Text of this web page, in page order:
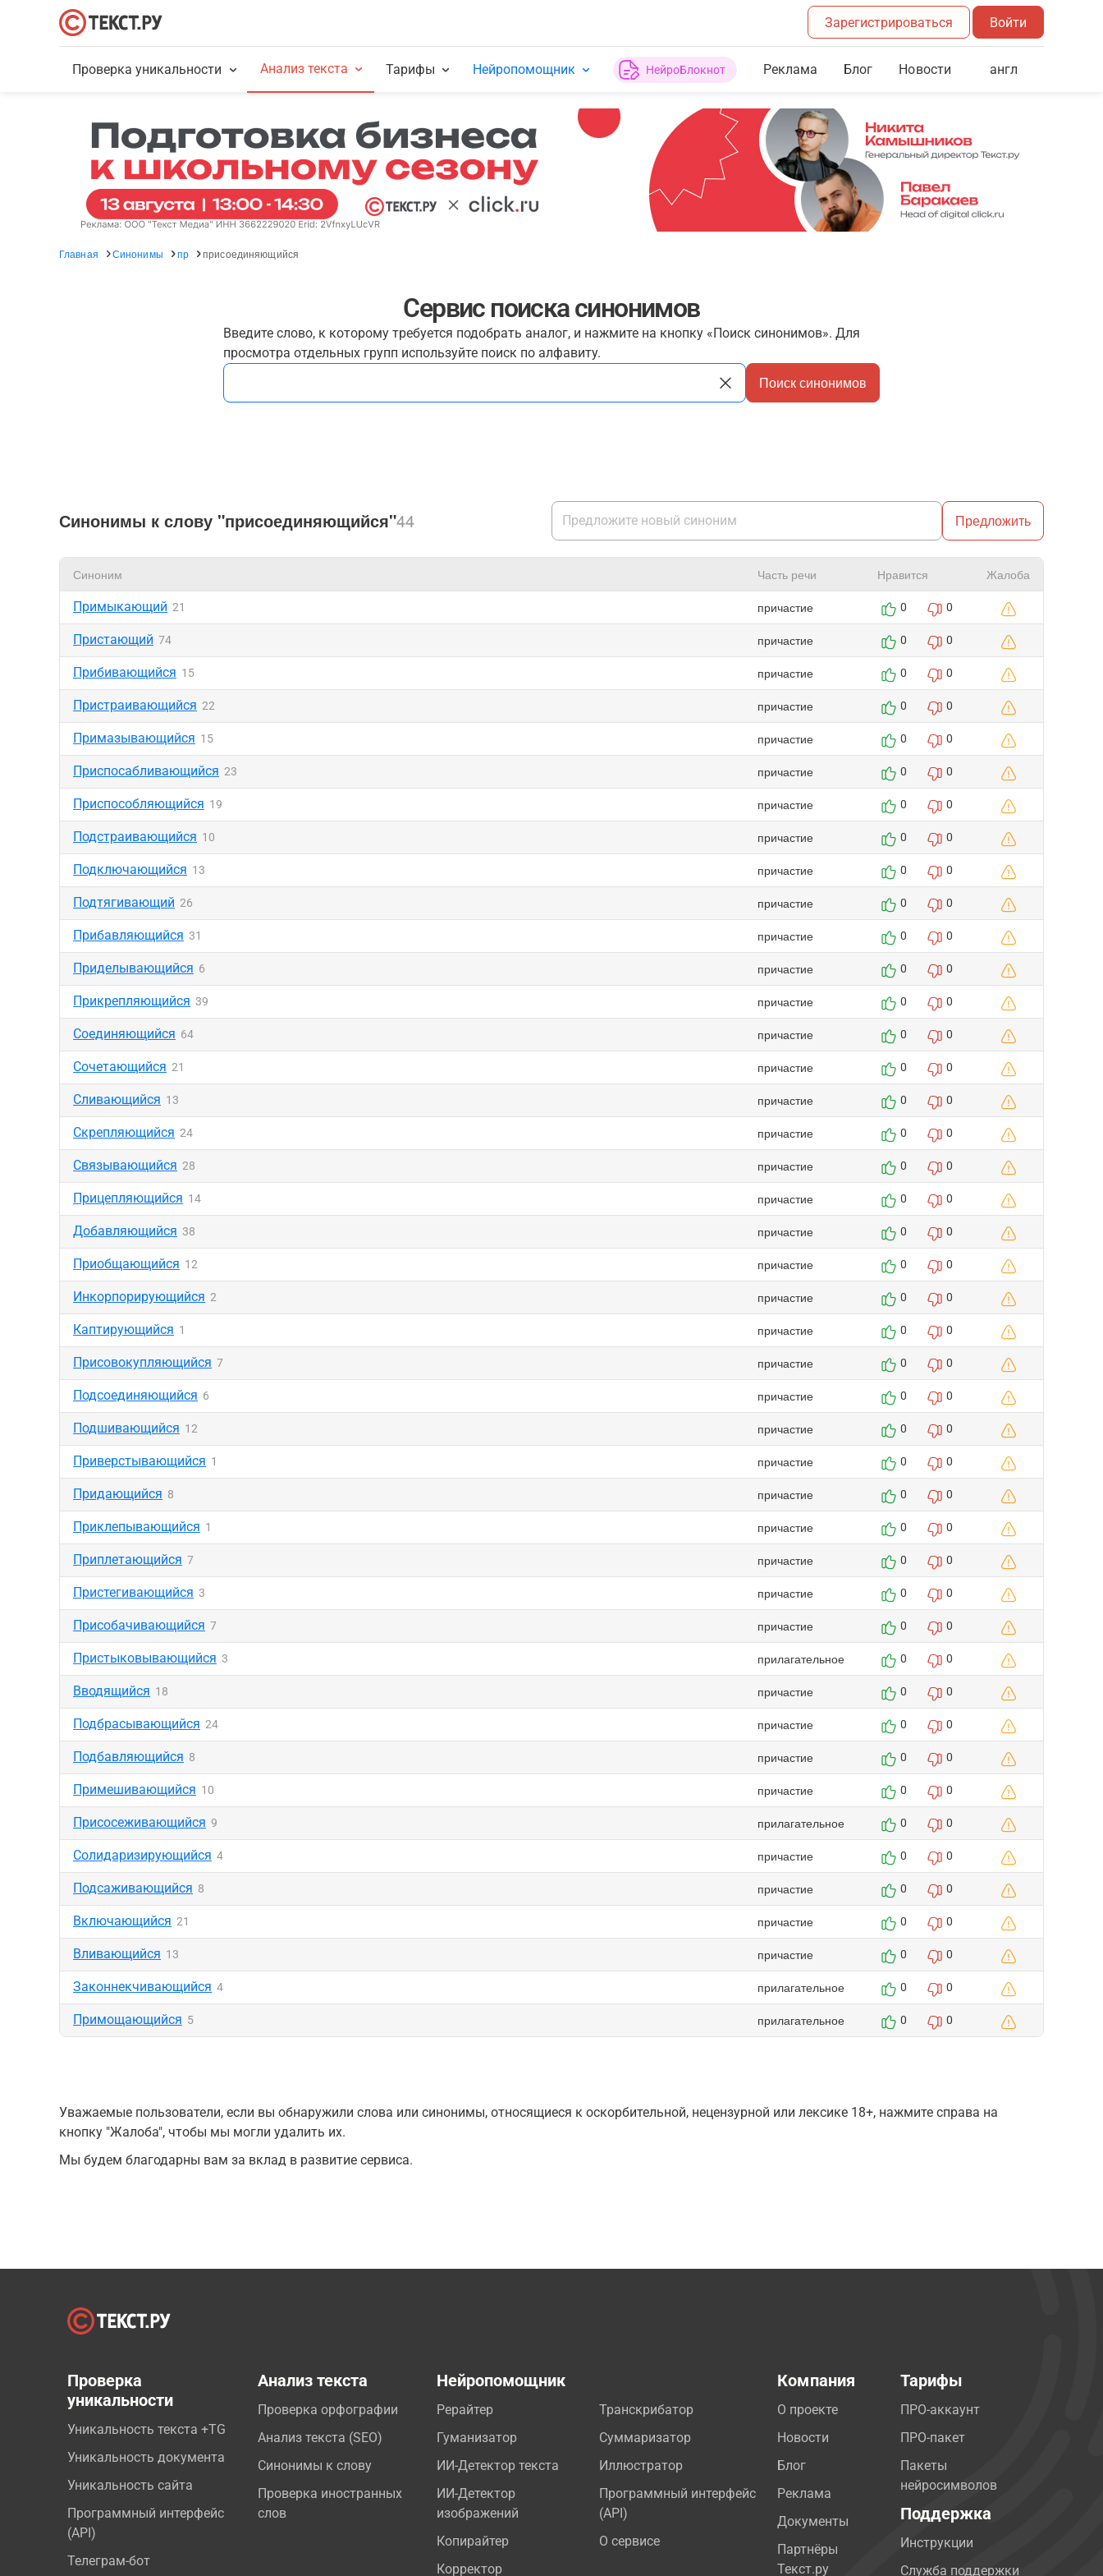
Зарегистрироваться Войти
Проверка уникальности Анализ текста Тарифы Нейропомощник НейроБлокнот Реклама Блог Новости англ
Главная Синонимы пр присоединяющийся
Сервис поиска синонимов
Введите слово, к которому требуется подобрать аналог, и нажмите на кнопку «Поиск синонимов». Для
просмотра отдельных групп используйте поиск по алфавиту.
Поиск синонимов
Синонимы к слову "присоединяющийся"44 Предложить
Синоним Часть речи Нравится Жалоба
Примыкающий 21 причастие 0 0
Пристающий 74 причастие 0 0
Прибивающийся 15 причастие 0 0
Пристраивающийся 22 причастие 0 0
Примазывающийся 15 причастие 0 0
Приспосабливающийся 23 причастие 0 0
Приспособляющийся 19 причастие 0 0
Подстраивающийся 10 причастие 0 0
Подключающийся 13 причастие 0 0
Подтягивающий 26 причастие 0 0
Прибавляющийся 31 причастие 0 0
Приделывающийся 6 причастие 0 0
Прикрепляющийся 39 причастие 0 0
Соединяющийся 64 причастие 0 0
Сочетающийся 21 причастие 0 0
Сливающийся 13 причастие 0 0
Скрепляющийся 24 причастие 0 0
Связывающийся 28 причастие 0 0
Прицепляющийся 14 причастие 0 0
Добавляющийся 38 причастие 0 0
Приобщающийся 12 причастие 0 0
Инкорпорирующийся 2 причастие 0 0
Каптирующийся 1 причастие 0 0
Присовокупляющийся 7 причастие 0 0
Подсоединяющийся 6 причастие 0 0
Подшивающийся 12 причастие 0 0
Приверстывающийся 1 причастие 0 0
Придающийся 8 причастие 0 0
Приклепывающийся 1 причастие 0 0
Приплетающийся 7 причастие 0 0
Пристегивающийся 3 причастие 0 0
Присобачивающийся 7 причастие 0 0
Пристыковывающийся 3 прилагательное 0 0
Вводящийся 18 причастие 0 0
Подбрасывающийся 24 причастие 0 0
Подбавляющийся 8 причастие 0 0
Примешивающийся 10 причастие 0 0
Присосеживающийся 9 прилагательное 0 0
Солидаризирующийся 4 причастие 0 0
Подсаживающийся 8 причастие 0 0
Включающийся 21 причастие 0 0
Вливающийся 13 причастие 0 0
Законнекчивающийся 4 прилагательное 0 0
Примощающийся 5 прилагательное 0 0
Уважаемые пользователи, если вы обнаружили слова или синонимы, относящиеся к оскорбительной, нецензурной или лексике 18+, нажмите справа на
кнопку "Жалоба", чтобы мы могли удалить их.
Мы будем благодарны вам за вклад в развитие сервиса.
Проверка
уникальности
Уникальность текста +TG
Уникальность документа
Уникальность сайта
Программный интерфейс
(API)
Телеграм-бот
Анализ текста
Проверка орфографии
Анализ текста (SEO)
Синонимы к слову
Проверка иностранных
слов
Нейропомощник
Рерайтер
Гуманизатор
ИИ-Детектор текста
ИИ-Детектор
изображений
Копирайтер
Корректор
Транскрибатор
Суммаризатор
Иллюстратор
Программный интерфейс
(API)
О сервисе
Компания
О проекте
Новости
Блог
Реклама
Документы
Партнёры
Текст.ру
Тарифы
ПРО-аккаунт
ПРО-пакет
Пакеты
нейросимволов
Поддержка
Инструкции
Служба поддержки